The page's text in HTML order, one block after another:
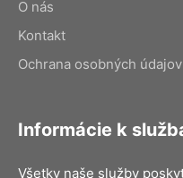
O nás
Kontakt
Ochrana osobných údajov
Informácie k
Všetky naše služby